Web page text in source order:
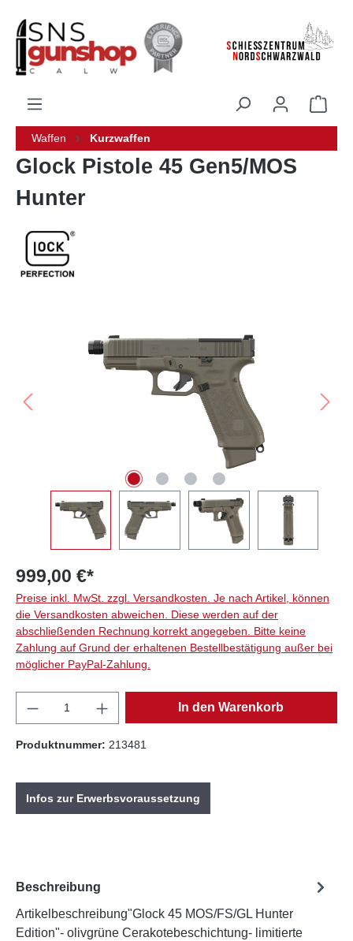
springen
Waffen Kurzwaffen
Glock Pistole 45 Gen5/MOS
Hunter
999,00 €*
Preise inkl. MwSt. zzgl. Versandkosten. Je nach Artikel, können
die Versandkosten abweichen. Diese werden auf der
abschließenden Rechnung korrekt angegeben. Bitte keine
Zahlung auf Grund der erhaltenen Bestellbestätigung außer bei
möglicher PayPal-Zahlung.
Produkt Anzahl: Gib den gewünschten
In den Warenkorb
Produktnummer: 213481
Infos zur Erwerbsvoraussetzung
Beschreibung
Artikelbeschreibung"Glock 45 MOS/FS/GL Hunter
Edition"- olivgrüne Cerakotebeschichtung- limitierte